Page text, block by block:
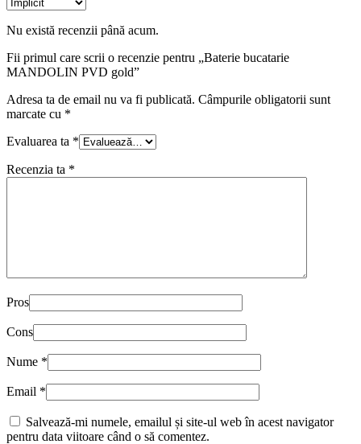
Nu există recenzii până acum.
Fii primul care scrii o recenzie pentru „Baterie bucatarie
MANDOLIN PVD gold”
Adresa ta de email nu va fi publicată. Câmpurile obligatorii sunt
marcate cu *
Evaluarea ta *
Recenzia ta *
Pros
Cons
Nume *
Email *
Salvează-mi numele, emailul și site-ul web în acest navigator
pentru data viitoare când o să comentez.